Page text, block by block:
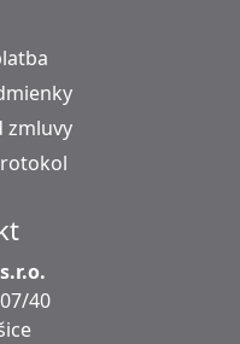
zmluvy
40